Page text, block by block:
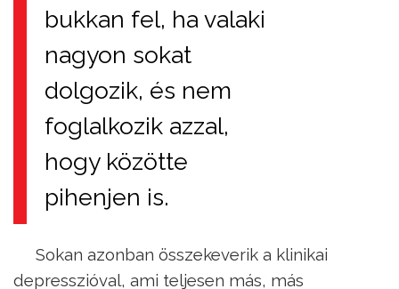
bukkan fel, ha valaki
nagyon sokat
dolgozik, és nem
foglalkozik azzal,
hogy közötte
pihenjen is.
Sokan azonban összekeverik a klinikai
depresszióval, ami teljesen más, más